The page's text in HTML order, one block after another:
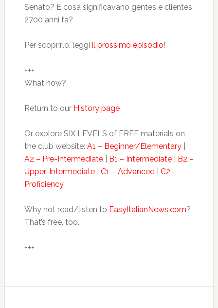
Senato? E cosa significavano gentes e clientes
2700 anni fa?
Per scoprirlo, leggi il prossimo episodio!
+++
What now?
Return to our History page
Or explore SIX LEVELS of FREE materials on
the club website: A1 – Beginner/Elementary|
A2 – Pre-Intermediate| B1 – Intermediate| B2 –
Upper-Intermediate| C1 – Advanced| C2 –
Proficiency
Why not read/listen to EasyItalianNews.com?
That’s free, too.
+++